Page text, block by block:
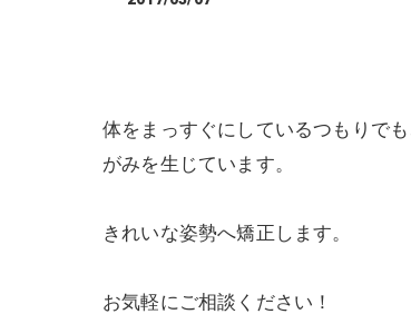
体をまっすぐにしているつもりで
がみを生じています。
きれいな姿勢へ矯正します。
お気軽にご相談ください！